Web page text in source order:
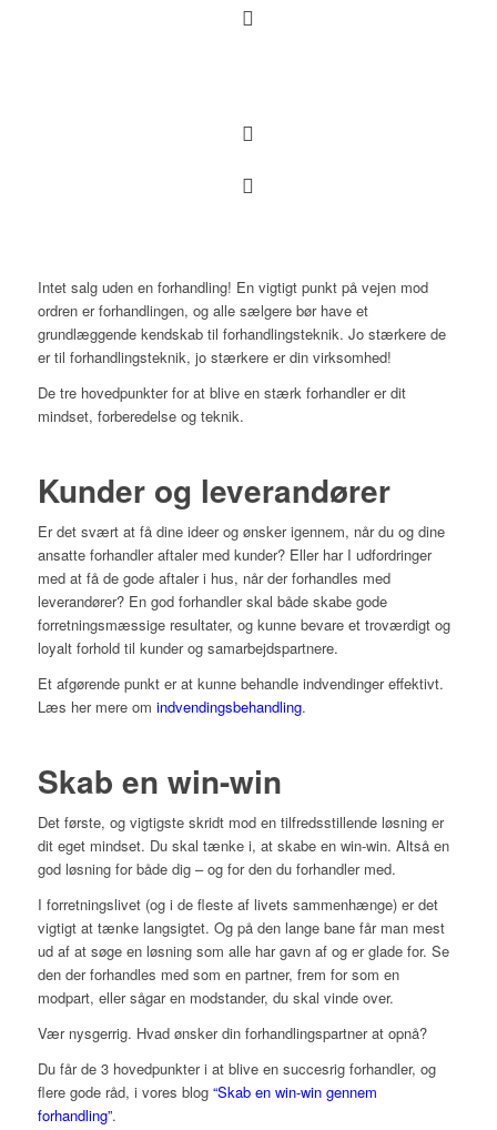
Intet salg uden en forhandling! En vigtigt punkt på vejen mod
ordren er forhandlingen, og alle sælgere bør have et
grundlæggende kendskab til forhandlingsteknik. Jo stærkere de
er til forhandlingsteknik, jo stærkere er din virksomhed!
De tre hovedpunkter for at blive en stærk forhandler er dit
mindset, forberedelse og teknik.
Kunder og leverandører
Er det svært at få dine ideer og ønsker igennem, når du og dine
ansatte forhandler aftaler med kunder? Eller har I udfordringer
med at få de gode aftaler i hus, når der forhandles med
leverandører? En god forhandler skal både skabe gode
forretningsmæssige resultater, og kunne bevare et troværdigt og
loyalt forhold til kunder og samarbejdspartnere.
Et afgørende punkt er at kunne behandle indvendinger effektivt.
Læs her mere om indvendingsbehandling.
Skab en win-win
Det første, og vigtigste skridt mod en tilfredsstillende løsning er
dit eget mindset. Du skal tænke i, at skabe en win-win. Altså en
god løsning for både dig – og for den du forhandler med.
I forretningslivet (og i de fleste af livets sammenhænge) er det
vigtigt at tænke langsigtet. Og på den lange bane får man mest
ud af at søge en løsning som alle har gavn af og er glade for. Se
den der forhandles med som en partner, frem for som en
modpart, eller sågar en modstander, du skal vinde over.
Vær nysgerrig. Hvad ønsker din forhandlingspartner at opnå?
Du får de 3 hovedpunkter i at blive en succesrig forhandler, og
flere gode råd, i vores blog “Skab en win-win gennem
forhandling”.